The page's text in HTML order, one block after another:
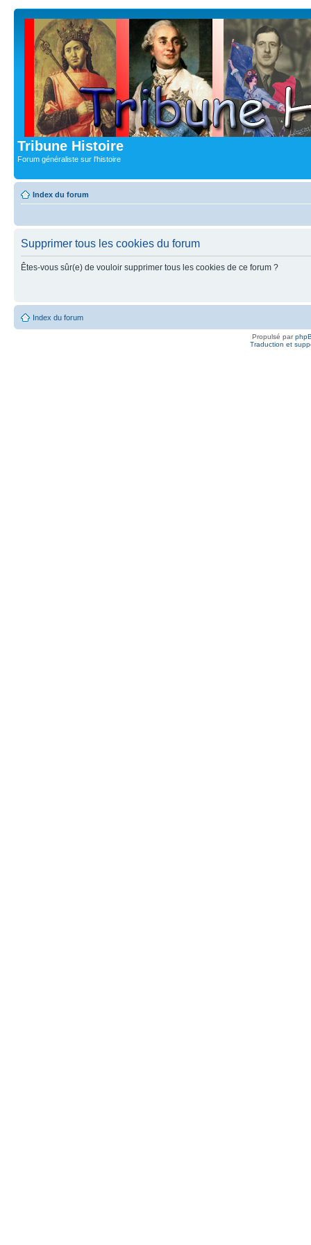
Tribune Histoire
Forum généraliste sur l'histoire
Index du forum
Supprimer tous les cookies du forum
Êtes-vous sûr(e) de vouloir supprimer tous les cookies de ce forum ?
Index du forum
Propulsé par
Traduction et